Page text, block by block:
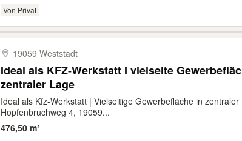
Von Privat
19059 Weststadt
Ideal als KFZ-Werkstatt I vielseite
zentraler Lage
Ideal als Kfz-Werkstatt | Vielseitige Gewerbefläche in zentraler
Hopfenbruchweg 4, 19059...
476,50 m²